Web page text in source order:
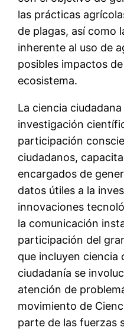
las prácticas
de plagas, así como
inherente al uso de
posibles impactos
ecosistema.
La ciencia
investigación
participación
ciudadanos,
encargados de
datos útiles a la
innovaciones
la comunicación
participación del
que incluyen ciencia
ciudadanía se
atención de
movimiento de
parte de las fuerzas